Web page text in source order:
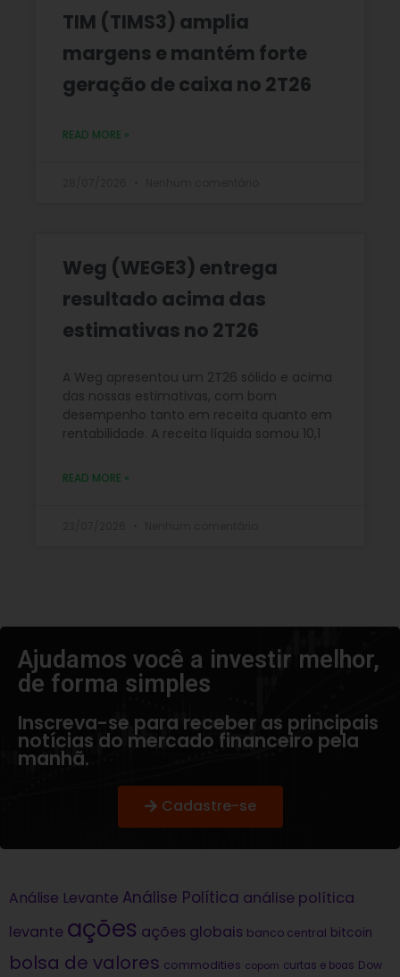
TIM (TIMS3) amplia
margens e mantém forte
geração de caixa no 2T26
READ MORE »
Weg (WEGE3) entrega
resultado acima das
estimativas no 2T26
A Weg apresentou um 2T26 sólido e acima
das nossas estimativas, com bom
desempenho tanto em receita quanto em
rentabilidade. A receita líquida somou 10,1
READ MORE »
Ajudamos você a investir melhor,
de forma simples​
Inscreva-se para receber as principais
notícias do mercado financeiro pela
manhã.
Cadastre-se
Análise Levante Análise Política análise política
levante ações ações globais banco central bitcoin
bolsa de valores commodities copom curtas e boas Dow